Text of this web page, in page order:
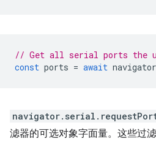
// Get all serial ports the
const ports = await navigator
滤器的可选对象字面量。这些过